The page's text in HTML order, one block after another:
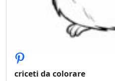
criceti da colorare